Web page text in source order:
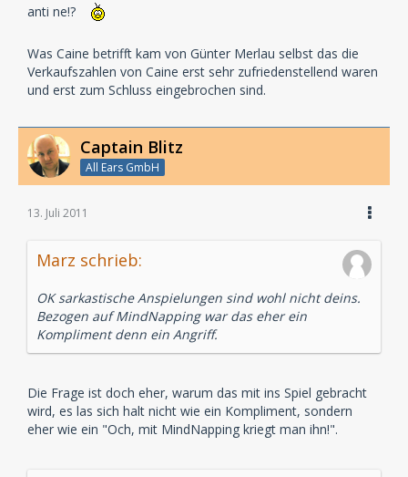
anti ne!?
Was Caine betrifft kam von Günter Merlau selbst das die
Verkaufszahlen von Caine erst sehr zufriedenstellend waren
und erst zum Schluss eingebrochen sind.
Captain Blitz
All Ears GmbH
13. Juli 2011
Marz schrieb:
OK sarkastische Anspielungen sind wohl nicht deins.
Bezogen auf MindNapping war das eher ein
Kompliment denn ein Angriff.
Die Frage ist doch eher, warum das mit ins Spiel gebracht
wird, es las sich halt nicht wie ein Kompliment, sondern
eher wie ein "Och, mit MindNapping kriegt man ihn!".